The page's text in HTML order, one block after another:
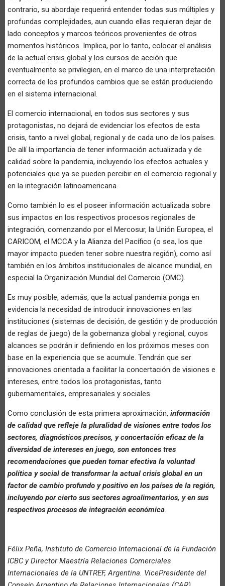
contrario, su abordaje requerirá entender todas sus múltiples y
profundas complejidades, aun cuando ellas requieran dejar de
lado conceptos y marcos teóricos provenientes de otros
momentos históricos. Implica, por lo tanto, colocar el análisis
de la actual crisis global y los cursos de acción que
eventualmente se privilegien, en el marco de una interpretación
correcta de los profundos cambios que se están produciendo
en el sistema internacional.
El comercio internacional, en todos sus sectores y sus
protagonistas, no dejará de evidenciar los efectos de esta
crisis, tanto a nivel global, regional y de cada uno de los países.
De allí la importancia de tener información actualizada y de
calidad sobre la pandemia, incluyendo los efectos actuales y
potenciales que ya se pueden percibir en el comercio regional y
en la integración latinoamericana.
Como también lo es el poseer información actualizada sobre
sus impactos en los respectivos procesos regionales de
integración, comenzando por el Mercosur, la Unión Europea, el
CARICOM, el MCCA y la Alianza del Pacífico (o sea, los que
mayor impacto pueden tener sobre nuestra región), como así
también en los ámbitos institucionales de alcance mundial, en
especial la Organización Mundial del Comercio (OMC).
Es muy posible, además, que la actual pandemia ponga en
evidencia la necesidad de introducir innovaciones en las
instituciones (sistemas de decisión, de gestión y de producción
de reglas de juego) de la gobernanza global y regional, cuyos
alcances se podrán ir definiendo en los próximos meses con
base en la experiencia que se acumule. Tendrán que ser
innovaciones orientada a facilitar la concertación de visiones e
intereses, entre todos los protagonistas, tanto
gubernamentales, empresariales y sociales.
Como conclusión de esta primera aproximación, información
de calidad que refleje la pluralidad de visiones entre todos los
sectores, diagnósticos precisos, y concertación eficaz de la
diversidad de intereses en juego, son entonces tres
recomendaciones que pueden tornar efectiva la voluntad
política y social de transformar la actual crisis global en un
factor de cambio profundo y positivo en los países de la región,
incluyendo por cierto sus sectores agroalimentarios, y en sus
respectivos procesos de integración económica.
Félix Peña, Instituto de Comercio Internacional de la Fundación
ICBC y Director Maestría Relaciones Comerciales
Internacionales de la UNTREF, Argentina. VicePresidente del